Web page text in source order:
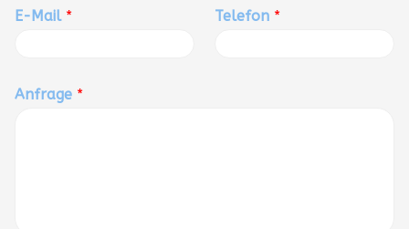
E-Mail * Telefon *
Anfrage *